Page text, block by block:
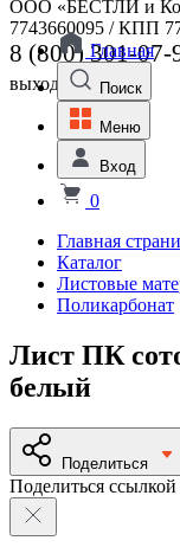
ООО «БЕСТЛИ и
7743660095 / КПП
8 (800) 301-07-
выходной
Главная
Поиск
Меню
Вход
0
Главная
Каталог
Листовые
Поликарбонат
Лист ПК
белый
Поделиться
Поделиться ссылкой